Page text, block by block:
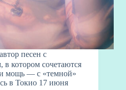
песен c
в котором сочетаются
и мощь — с «темной»
в Токио 17 июня